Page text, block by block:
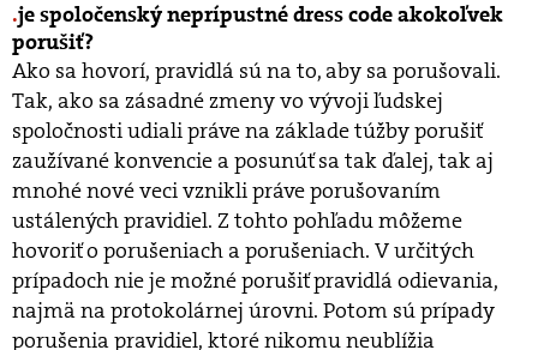
je spoločenský neprípustné dress code akokoľvek
porušiť?
Ako sa hovorí, pravidlá sú na to, aby sa porušovali.
Tak, ako sa zásadné zmeny vo vývoji ľudskej
spoločnosti udiali práve na základe túžby porušiť
zaužívané konvencie a posunúť sa tak ďalej, tak aj
mnohé nové veci vznikli práve porušovaním
ustálených pravidiel. Z tohto pohľadu môžeme
hovoriť o porušeniach a porušeniach. V určitých
prípadoch nie je možné porušiť pravidlá odievania,
najmä na protokolárnej úrovni. Potom sú prípady
porušenia pravidiel, ktoré nikomu neublížia